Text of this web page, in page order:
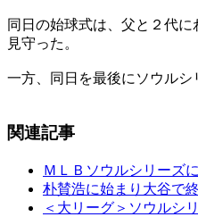
同日の始球式は、父と２代
見守った。
一方、同日を最後にソウル
関連記事
ＭＬＢソウルシリーズ
朴賛浩に始まり大谷で
＜大リーグ＞ソウルシ